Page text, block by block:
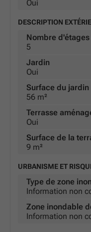
Oui
DESCRIPTION
Nombre
5
Jardin
Oui
Surface du jardin
56 m²
Terrasse
Oui
Surface de la
9 m²
URBANISME ET
Type de zone
Information non
Zone inondable
Information non